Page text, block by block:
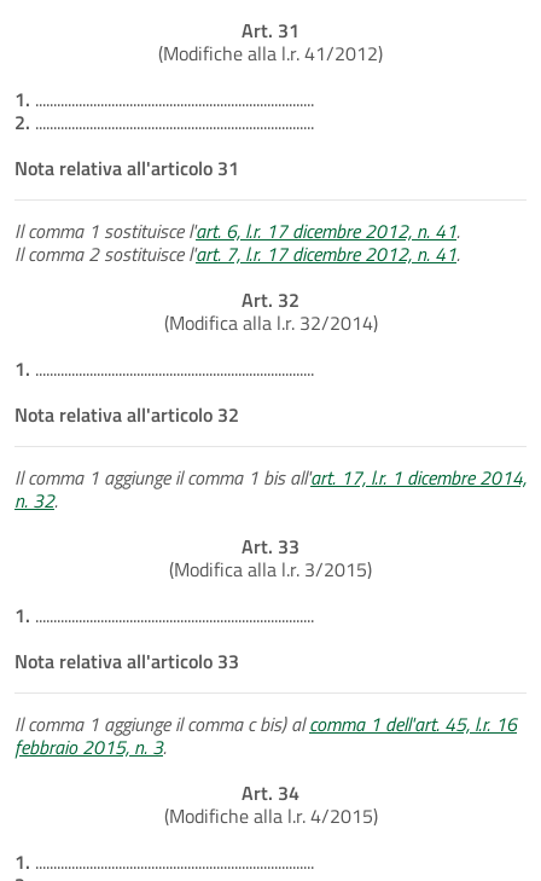
Art. 31
(Modifiche alla l.r. 41/2012)
1. .............................................................................
2. .............................................................................
Nota relativa all'articolo 31
Il comma 1 sostituisce l'art. 6, l.r. 17 dicembre 2012, n. 41.
Il comma 2 sostituisce l'art. 7, l.r. 17 dicembre 2012, n. 41.
Art. 32
(Modifica alla l.r. 32/2014)
1. .............................................................................
Nota relativa all'articolo 32
Il comma 1 aggiunge il comma 1 bis all'art. 17, l.r. 1 dicembre 2014,
n. 32.
Art. 33
(Modifica alla l.r. 3/2015)
1. .............................................................................
Nota relativa all'articolo 33
Il comma 1 aggiunge il comma c bis) alcomma 1 dell'art. 45, l.r. 16
febbraio 2015, n. 3.
Art. 34
(Modifiche alla l.r. 4/2015)
1. .............................................................................